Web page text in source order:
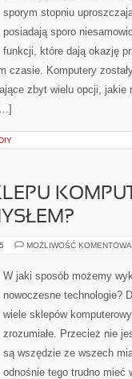
sporym stopniu
posiadają sporo
funkcji, które dają okazję
czasie. Komputery
zbyt wielu opcji,
MOŻLIWOŚĆ
W jaki sposób możemy
nowoczesne technologie?
wiele sklepów
zrozumiałe. Przecież nie
są wszędzie ze wszech
odnośnie tego trudno mieć